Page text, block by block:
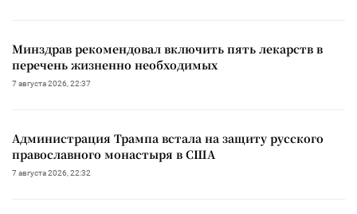
Минздрав рекомендовал включить пять лекарств в
перечень жизненно необходимых
7 августа 2026, 22:37
Администрация Трампа встала на защиту русского
православного монастыря в США
7 августа 2026, 22:32